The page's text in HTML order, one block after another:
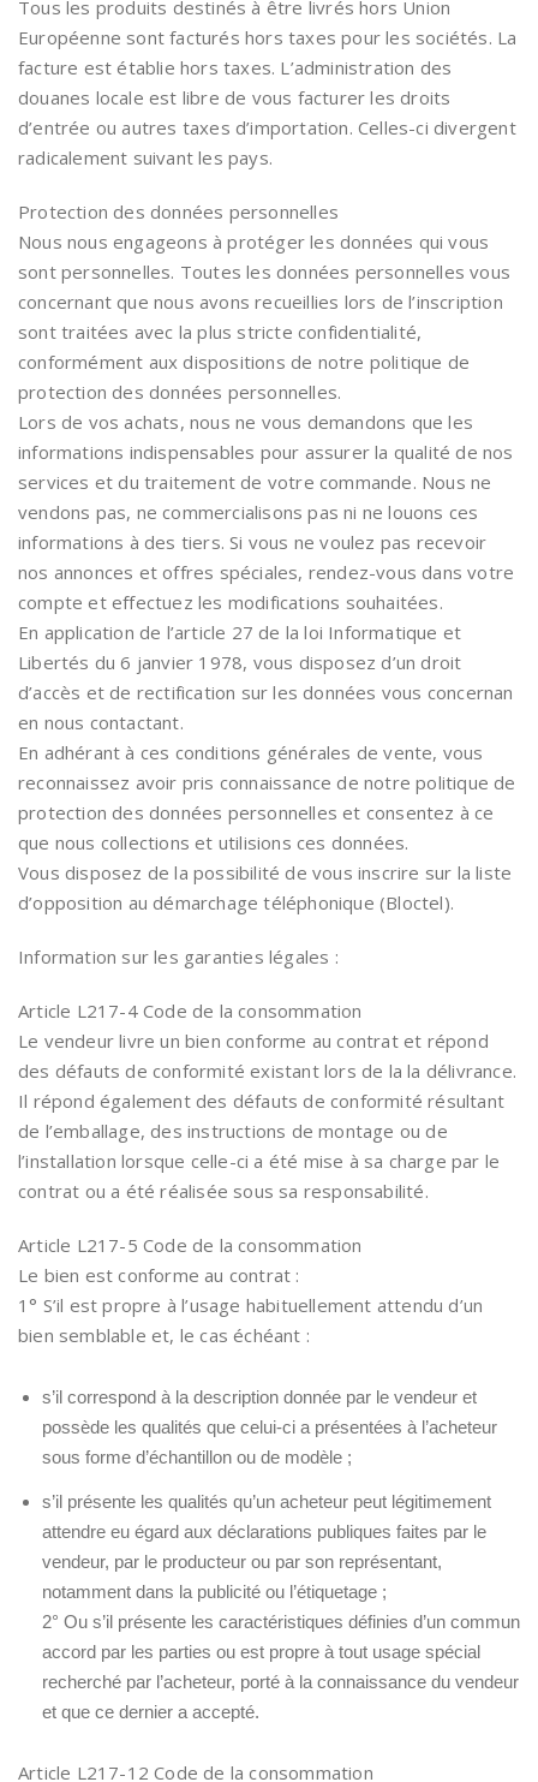
Tous les produits destinés à être livrés hors Union
Européenne sont facturés hors taxes pour les sociétés. La
facture est établie hors taxes. L’administration des
douanes locale est libre de vous facturer les droits
d’entrée ou autres taxes d’importation. Celles-ci divergent
radicalement suivant les pays.
Protection des données personnelles
Nous nous engageons à protéger les données qui vous
sont personnelles. Toutes les données personnelles vous
concernant que nous avons recueillies lors de l’inscription
sont traitées avec la plus stricte confidentialité,
conformément aux dispositions de notre politique de
protection des données personnelles.
Lors de vos achats, nous ne vous demandons que les
informations indispensables pour assurer la qualité de nos
services et du traitement de votre commande. Nous ne
vendons pas, ne commercialisons pas ni ne louons ces
informations à des tiers. Si vous ne voulez pas recevoir
nos annonces et offres spéciales, rendez-vous dans votre
compte et effectuez les modifications souhaitées.
En application de l’article 27 de la loi Informatique et
Libertés du 6 janvier 1978, vous disposez d’un droit
d’accès et de rectification sur les données vous concernan
en nous contactant.
En adhérant à ces conditions générales de vente, vous
reconnaissez avoir pris connaissance de notre politique de
protection des données personnelles et consentez à ce
que nous collections et utilisions ces données.
Vous disposez de la possibilité de vous inscrire sur la liste
d’opposition au démarchage téléphonique (Bloctel).
Information sur les garanties légales :
Article L217-4 Code de la consommation
Le vendeur livre un bien conforme au contrat et répond
des défauts de conformité existant lors de la la délivrance.
Il répond également des défauts de conformité résultant
de l’emballage, des instructions de montage ou de
l’installation lorsque celle-ci a été mise à sa charge par le
contrat ou a été réalisée sous sa responsabilité.
Article L217-5 Code de la consommation
Le bien est conforme au contrat :
1° S’il est propre à l’usage habituellement attendu d’un
bien semblable et, le cas échéant :
s’il correspond à la description donnée par le vendeur et
possède les qualités que celui-ci a présentées à l’acheteur
sous forme d’échantillon ou de modèle ;
s’il présente les qualités qu’un acheteur peut légitimement
attendre eu égard aux déclarations publiques faites par le
vendeur, par le producteur ou par son représentant,
notamment dans la publicité ou l’étiquetage ;
2° Ou s’il présente les caractéristiques définies d’un commun
accord par les parties ou est propre à tout usage spécial
recherché par l’acheteur, porté à la connaissance du vendeur
et que ce dernier a accepté.
Article L217-12 Code de la consommation